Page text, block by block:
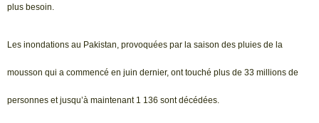
plus besoin.
Les inondations au Pakistan, provoquées par la saison des pluies de la
mousson qui a commencé en juin dernier, ont touché plus de 33 millions de
personnes et jusqu’à maintenant 1 136 sont décédées.